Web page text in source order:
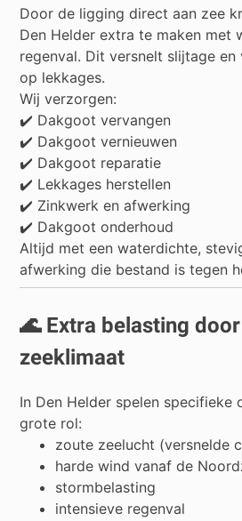
Door de ligging direct aan zee
Den Helder extra te maken met
regenval. Dit versnelt slijtage
op lekkages.
Wij verzorgen:
✔️ Dakgoot vervangen
✔️ Dakgoot vernieuwen
✔️ Dakgoot reparatie
✔️ Lekkages herstellen
✔️ Zinkwerk en afwerking
✔️ Dakgoot onderhoud
Altijd met een waterdichte,
afwerking die bestand is tegen
🌊 Extra belasting
zeeklimaat
In Den Helder spelen specifieke
grote rol:
zoute zeelucht (versnelde
harde wind vanaf de
stormbelasting
intensieve regenval